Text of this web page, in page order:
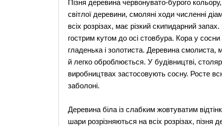
Пізня деревина червонувато-бурого
світлої деревини, смоляні ходи численні
всіх розрізах, має різкий скипидарний
гострим кутом до осі стовбура. Кора у
гладенька і золотиста. Деревина смолиста,
й легко оброблюється. У будівництві,
виробництвах застосовують сосну. Росте
заболоні.
Деревина біла із слабким жовтуватим
шари розрізняються на всіх розрізах, пізня